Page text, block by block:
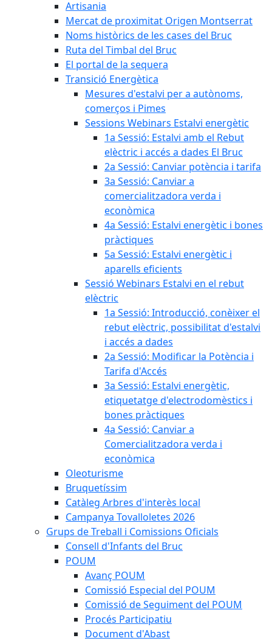
Artisania
Mercat de proximitat Origen Montserrat
Noms històrics de les cases del Bruc
Ruta del Timbal del Bruc
El portal de la sequera
Transició Energètica
Mesures d'estalvi per a autònoms,
comerços i Pimes
Sessions Webinars Estalvi energètic
1a Sessió: Estalvi amb el Rebut
elèctric i accés a dades El Bruc
2a Sessió: Canviar potència i tarifa
3a Sessió: Canviar a
comercialitzadora verda i
econòmica
4a Sessió: Estalvi energètic i bones
pràctiques
5a Sessió: Estalvi energètic i
aparells eficients
Sessió Webinars Estalvi en el rebut
elèctric
1a Sessió: Introducció, conèixer el
rebut elèctric, possibilitat d'estalvi
i accés a dades
2a Sessió: Modificar la Potència i
Tarifa d'Accés
3a Sessió: Estalvi energètic,
etiquetatge d'electrodomèstics i
bones pràctiques
4a Sessió: Canviar a
Comercialitzadora verda i
econòmica
Oleoturisme
Bruquetíssim
Catàleg Arbres d'interès local
Campanya Tovalloletes 2026
Grups de Treball i Comissions Oficials
Consell d'Infants del Bruc
POUM
Avanç POUM
Comissió Especial del POUM
Comissió de Seguiment del POUM
Procés Participatiu
Document d'Abast